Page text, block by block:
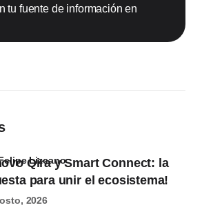
tu fuente de información en
Qira y Smart Connect: la
para unir el ecosistema!
Felipe Lizcano
2026